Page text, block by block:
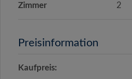
Zimmer 2
Preisinformation
Kaufpreis: